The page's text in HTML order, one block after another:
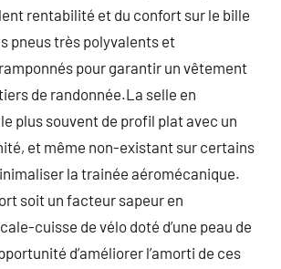
rentabilité et du confort sur le bille
pneus très polyvalents et
pour garantir un vêtement
de randonnée.La selle en
plus souvent de profil plat avec un
et même non-existant sur certains
la trainée aéromécanique.
soit un facteur sapeur en
cuisse de vélo doté d’une peau de
d’améliorer l’amorti de ces